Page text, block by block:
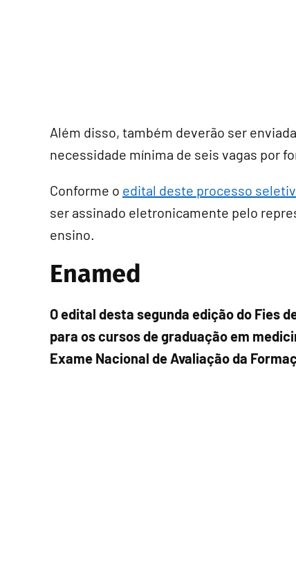
Além disso, também deverão ser
necessidade mínima de seis vagas por
Conforme o edital deste processo
ser assinado eletronicamente pelo
ensino.
Enamed
O edital desta segunda edição do Fies
para os cursos de graduação em
Exame Nacional de Avaliação da